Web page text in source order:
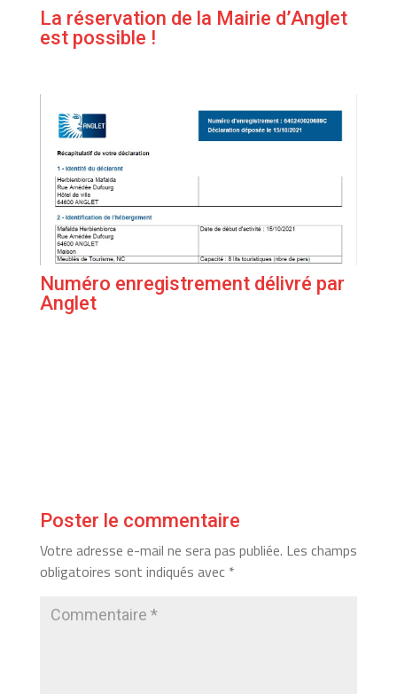
La réservation de la Mairie d’Anglet
est possible !
Numéro enregistrement délivré par
Anglet
Poster le commentaire
Votre adresse e-mail ne sera pas publiée. Les champs
obligatoires sont indiqués avec *